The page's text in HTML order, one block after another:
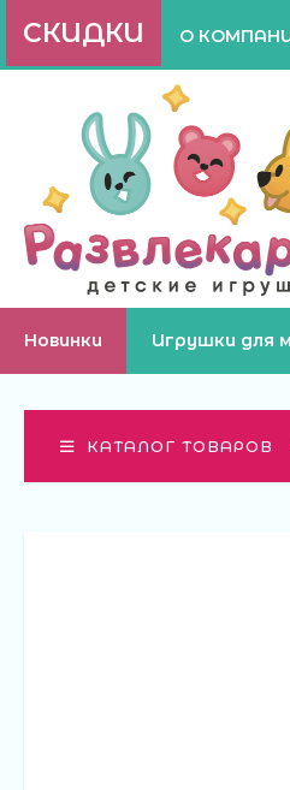
СКИДКИ О
Новинки Игрушки для
КАТАЛОГ ТОВАРОВ